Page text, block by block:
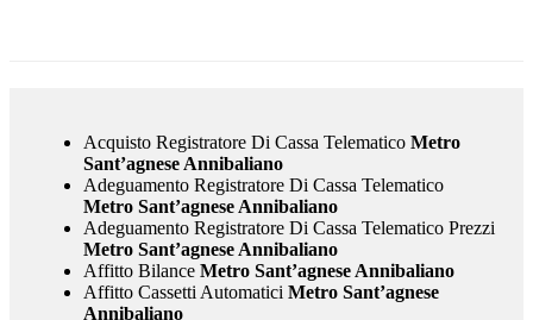
Acquisto Registratore Di Cassa TelematicoMetro
Sant’agnese Annibaliano
Adeguamento Registratore Di Cassa Telematico
Metro Sant’agnese Annibaliano
Adeguamento Registratore Di Cassa Telematico Prezzi
Metro Sant’agnese Annibaliano
Affitto BilanceMetro Sant’agnese Annibaliano
Affitto Cassetti Automatici Metro Sant’agnese
Annibaliano